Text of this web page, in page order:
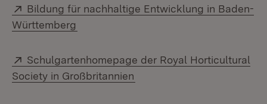
Extern:
Bildung für nachhaltige Entwicklung in Baden-
Württemberg
Extern:
Schulgartenhomepage der Royal Horticultural
Society in Großbritannien